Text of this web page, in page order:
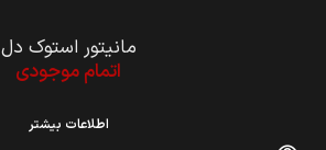
مانیتور استوک دل
موجود در انبار
۷,۰۰۰,۰۰۰تومان